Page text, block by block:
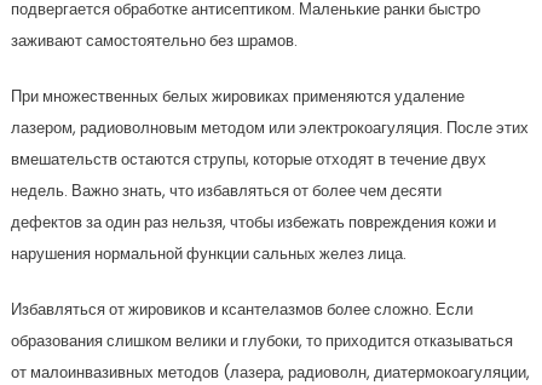
подвергается обработке антисептиком. Маленькие ранки быстро
заживают самостоятельно без шрамов.
При множественных белых жировиках применяются удаление
лазером, радиоволновым методом или электрокоагуляция. После этих
вмешательств остаются струпы, которые отходят в течение двух
недель. Важно знать, что избавляться от более чем десяти
дефектов за один раз нельзя, чтобы избежать повреждения кожи и
нарушения нормальной функции сальных желез лица.
Избавляться от жировиков и ксантелазмов более сложно. Если
образования слишком велики и глубоки, то приходится отказываться
от малоинвазивных методов (лазера, радиоволн, диатермокоагуляции,